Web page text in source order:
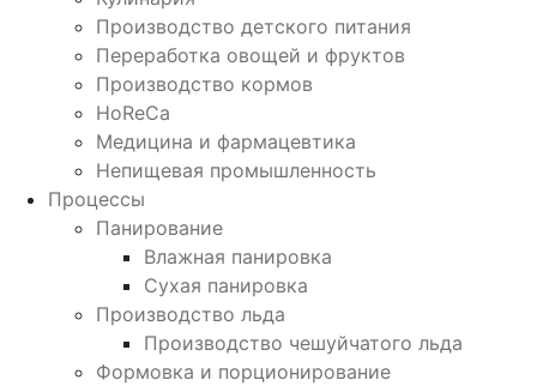
Производство детского питания
Переработка овощей и фруктов
Производство кормов
HoReCa
Медицина и фармацевтика
Непищевая промышленность
Процессы
Панирование
Влажная панировка
Сухая панировка
Производство льда
Производство чешуйчатого льда
Формовка и порционирование